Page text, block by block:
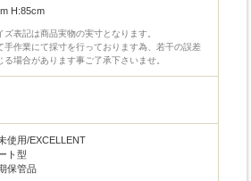
H:85cm
表記は商品実物の実寸となります。
手作業にて採寸を行っております為、若干の誤差
る場合があります事ご了承下さいませ。
使用/EXCELLENT
ト型
保管品